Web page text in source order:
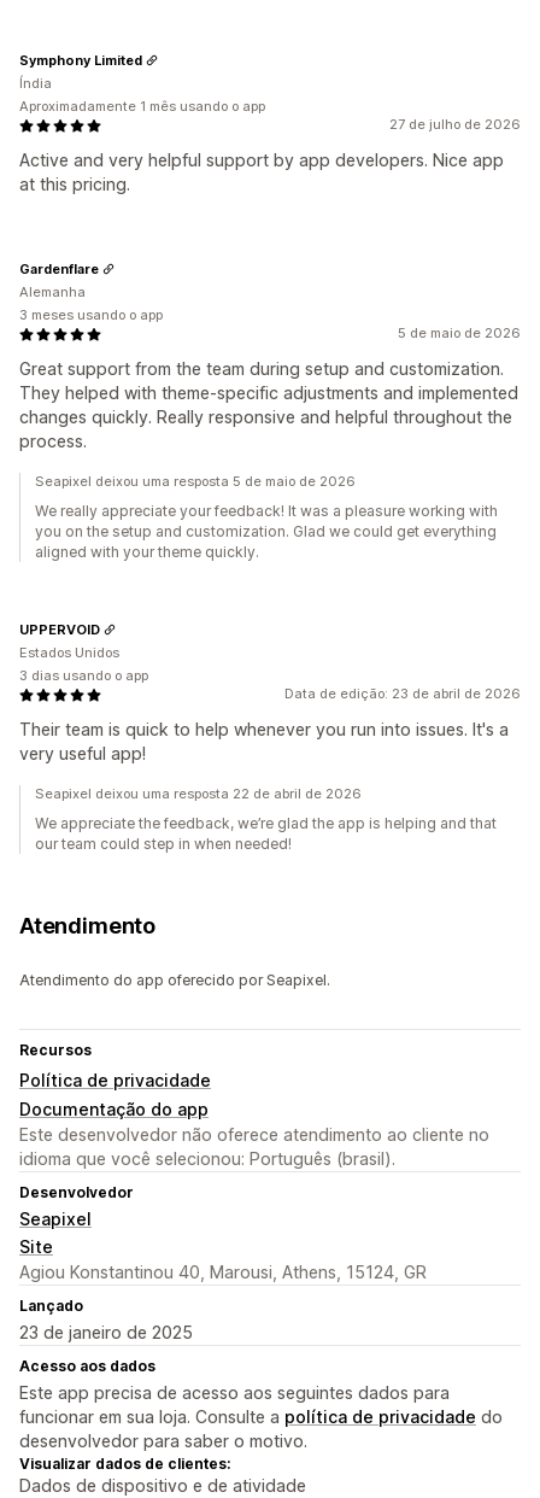
27 de julho de 2026
Active and very helpful support by app developers. Nice app
at this pricing.
Symphony Limited
Índia
Aproximadamente 1 mês usando o app
5 de maio de 2026
Great support from the team during setup and customization.
They helped with theme-specific adjustments and implemented
changes quickly. Really responsive and helpful throughout the
process.
Gardenflare
Alemanha
3 meses usando o app
Seapixel deixou uma resposta 5 de maio de 2026
We really appreciate your feedback! It was a pleasure working with
you on the setup and customization. Glad we could get everything
aligned with your theme quickly.
Data de edição: 23 de abril de 2026
Their team is quick to help whenever you run into issues. It's a
very useful app!
UPPERVOID
Estados Unidos
3 dias usando o app
Seapixel deixou uma resposta 22 de abril de 2026
We appreciate the feedback, we’re glad the app is helping and that
our team could step in when needed!
Atendimento
Atendimento do app oferecido por Seapixel.
Recursos
Política de privacidade
Documentação do app
Este desenvolvedor não oferece atendimento ao cliente no
idioma que você selecionou: Português (brasil).
Desenvolvedor
Seapixel
Site
Agiou Konstantinou 40, Marousi, Athens, 15124, GR
Lançado
23 de janeiro de 2025
Acesso aos dados
Este app precisa de acesso aos seguintes dados para
funcionar em sua loja. Consulte a política de privacidade do
desenvolvedor para saber o motivo.
Visualizar dados de clientes:
Dados de dispositivo e de atividade